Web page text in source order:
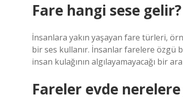
Fare hangi sese gelir?
İnsanlara yakın yaşayan fare türleri,
bir ses kullanır. İnsanlar farelere özgü
insan kulağının algılayamayacağı bir
Fareler evde